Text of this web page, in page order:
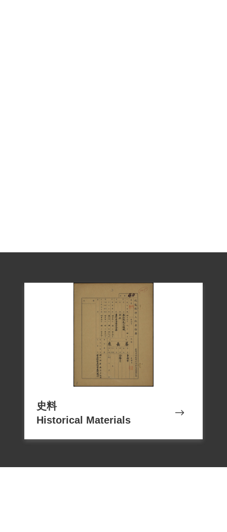
史料
Historical Materials